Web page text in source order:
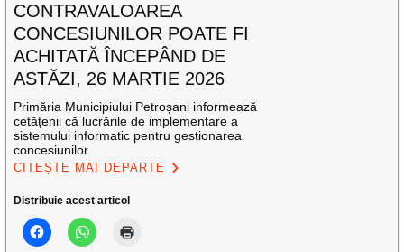
CONTRAVALOAREA
CONCESIUNILOR POATE FI
ACHITATĂ ÎNCEPÂND DE
ASTĂZI, 26 MARTIE 2026
Primăria Municipiului Petroșani informează
cetățenii că lucrările de implementare a
sistemului informatic pentru gestionarea
concesiunilor
CITEȘTE MAI DEPARTE
Distribuie acest articol